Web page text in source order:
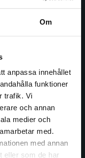
Om
anpassa innehållet
funktioner
trafik. Vi
och annan
medier och
med.
med annan
eller som de har
är idag Sveriges